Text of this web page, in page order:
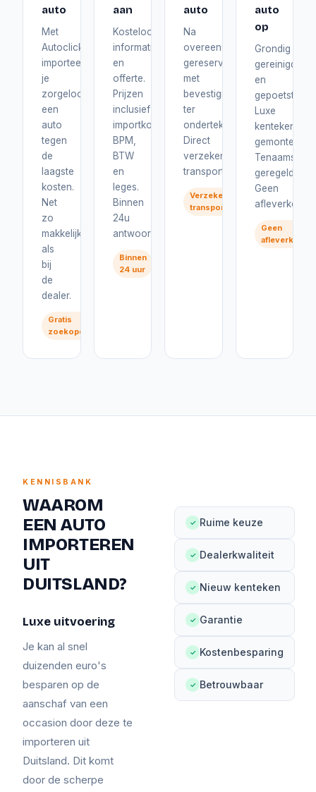
auto
Met
Autoclick
importeer
je
zorgeloos
een
auto
tegen
de
laagste
kosten.
Net
zo
makkelijk
als
bij
de
dealer.
Gratis
zoekopdracht
aan
Kosteloos
informatie
en
offerte.
Prijzen
inclusief
importkosten,
BPM,
BTW
en
leges.
Binnen
24u
antwoord.
Binnen
24 uur
auto
Na
overeenstemming
gereserveerd
met
bevestiging
ter
ondertekening.
Direct
verzekerd
transport.
Verzekerd
transport
auto
op
Grondig
gereinigd
en
gepoetst.
Luxe
gemonteerd.
geregeld.
Geen
Geen
afleverkosten
KENNISBANK
WAAROM
EEN AUTO
IMPORTEREN
UIT
DUITSLAND?
Luxe uitvoering
Je kan al snel
duizenden euro's
besparen op de
aanschaf van een
occasion door deze te
importeren uit
Duitsland. Dit komt
door de scherpe
✓ Ruime keuze
✓ Dealerkwaliteit
✓ Nieuw kenteken
✓ Garantie
✓ Kostenbesparing
✓ Betrouwbaar